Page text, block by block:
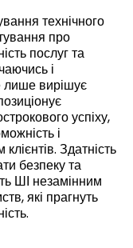
технічного
про
послуг та
і
лише вирішує
успіху,
і
Здатність
безпеку та
ШІ незамінним
які прагнуть